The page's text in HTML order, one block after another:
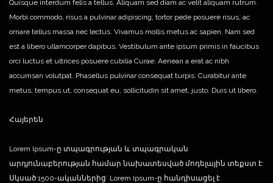
Quisque interdum felis a tellus. Aliquam sed diam ac velit aliquam rutrum.
Morbi commodo, risus a pulvinar adipiscing, tortor pede posuere risus, ac
ornare tellus massa nec lectus. Vivamus mollis metus ac sapien. Nam sed
est a libero ullamcorper dapibus. Vestibulum ante ipsum primis in faucibus
orci luctus et ultrices posuere cubilia Curae; Aenean a erat ac nibh
accumsan volutpat. Phasellus pulvinar consequat turpis. Curabitur ante
metus, tempus ut, consequat eu, sollicitudin sit amet, justo. Duis ut libero.
Հայերեն
Lorem Ipsum-ը տպագրության և տպագրական
արդյունաբերության համար նախատեսված մոդելային տեքստ է:
Սկսած 1500-ականներից` Lorem Ipsum-ը հանդիսացել է